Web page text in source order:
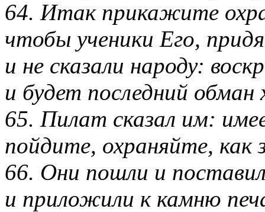
64. Итак прикажите
чтобы ученики Его,
и не сказали народу:
и будет последний обман
65. Пилат сказал им:
пойдите, охраняйте, как
66. Они пошли и
и приложили к камню